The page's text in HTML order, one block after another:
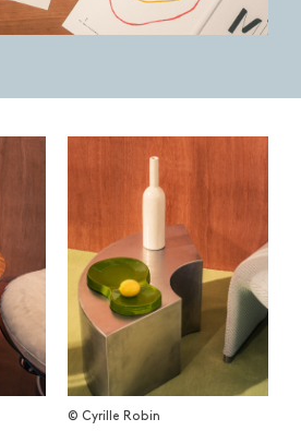
© Cyrille Robin